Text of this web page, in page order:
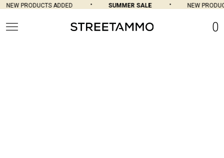
NEW PRODUCTS ADDED SUMMER SALE NEW
0